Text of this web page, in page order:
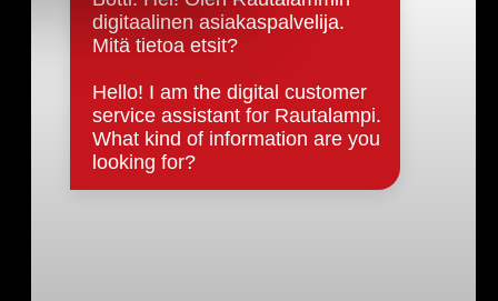
Päätöksenteko ja lähidemokratia
Päätökset, esityslistat & pöytäkirjat
Hallinto
Kunnanhallitus
Kunnanvaltuusto